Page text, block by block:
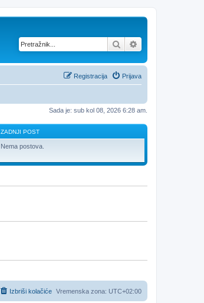
Pretražnik
Prijava
Registracija
Sada je: sub kol 08, 2026 6:28 am.
ZADNJI POST
Nema postova.
Vremenska zona: UTC+02:00
Izbriši kolačiće